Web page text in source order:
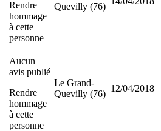
Rendre
hommage
à cette
personne
Quevilly (76)
Aucun
avis publié
Rendre
hommage
à cette
personne
Le Grand-
Quevilly (76)
12/04/2018